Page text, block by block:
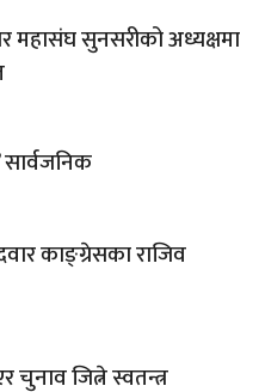
महासंघ सुनसरीको अध्यक्षमा
सार्वजनिक
काङ्ग्रेसका राजिव
चुनाव जित्ने स्वतन्त्र